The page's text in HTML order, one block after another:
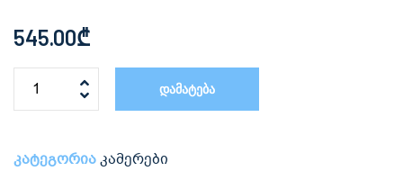
545.00₾
დამატება
კატეგორიაკამერები